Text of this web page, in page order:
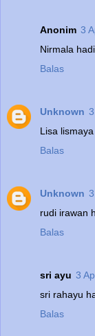
Anonim 3
Nirmala
Balas
Unknown
Lisa
Balas
Unknown
rudi irawan
Balas
sri ayu 3
sri rahayu
Balas